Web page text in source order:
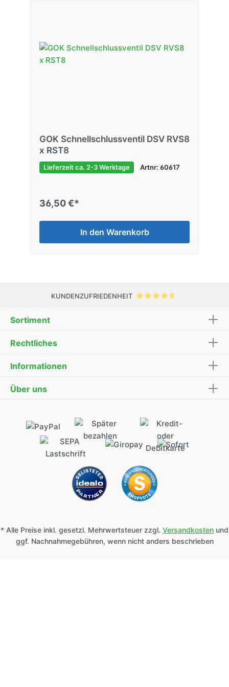
GOK Schnellschlussventil DSV RVS8
x RST8
Lieferzeit ca. 2-3 Werktage Artnr: 60617
36,50 €*
In den Warenkorb
KUNDENZUFRIEDENHEIT
Sortiment
Rechtliches
Informationen
Über uns
* Alle Preise inkl. gesetzl. Mehrwertsteuer zzgl. Versandkosten und
ggf. Nachnahmegebühren, wenn nicht anders beschrieben